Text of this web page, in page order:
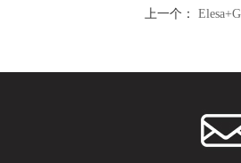
上一个：